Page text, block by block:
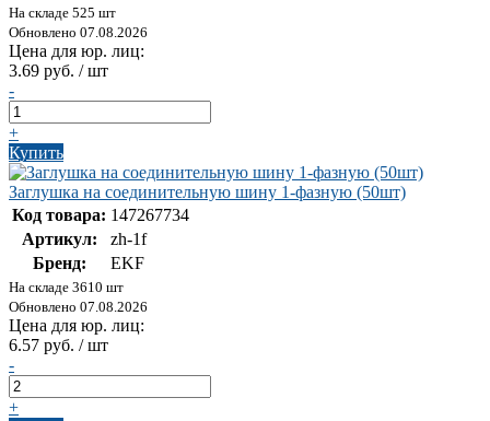
На складе 525 шт
Обновлено 07.08.2026
Цена для юр. лиц:
3.69 руб. / шт
-
+
Купить
Заглушка на соединительную шину 1-фазную (50шт)
Код товара: 147267734
Артикул:
zh-1f
Бренд:
EKF
На складе 3610 шт
Обновлено 07.08.2026
Цена для юр. лиц:
6.57 руб. / шт
-
+